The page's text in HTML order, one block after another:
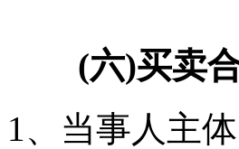
(六)买卖合
1、当事人主